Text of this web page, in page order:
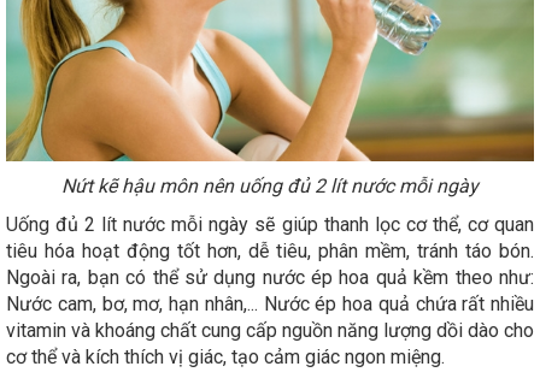
Nứt kẽ hậu môn nên uống đủ 2 lít nước mỗi ngày
Uống đủ 2 lít nước mỗi ngày sẽ giúp thanh lọc cơ thể, cơ quan
tiêu hóa hoạt động tốt hơn, dễ tiêu, phân mềm, tránh táo bón.
Ngoài ra, bạn có thể sử dụng nước ép hoa quả kềm theo như:
Nước cam, bơ, mơ, hạn nhân,... Nước ép hoa quả chứa rất nhiều
vitamin và khoáng chất cung cấp nguồn năng lượng dồi dào cho
cơ thể và kích thích vị giác, tạo cảm giác ngon miệng.